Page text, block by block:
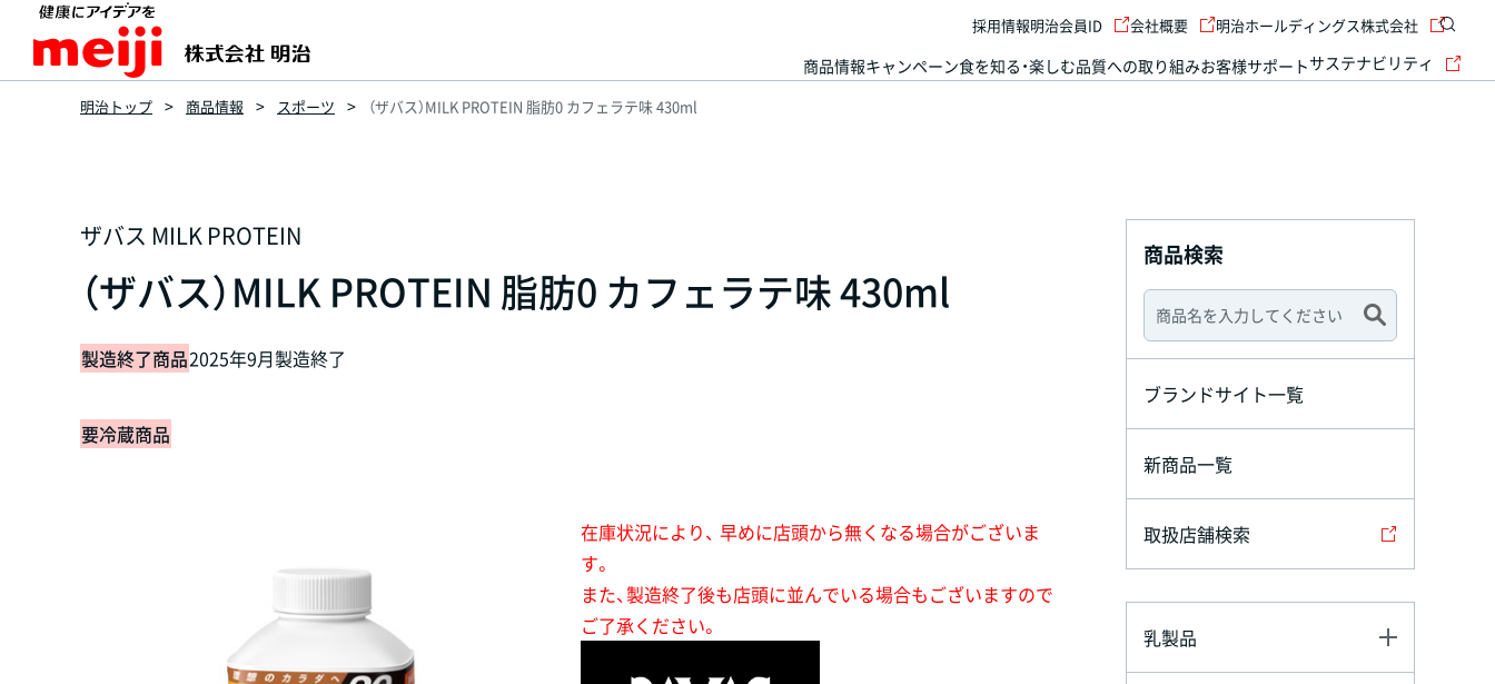
商品情報キャンペーン食を知る・楽しむ品質への取り組みお客様サポートサステナビリティ
採用情報明治会員ID 会社概要 明治ホールディングス株式会社
明治トップ 商品情報 スポーツ （ザバス）MILK PROTEIN 脂肪0 カフェラテ味 430ml
ザバス MILK PROTEIN
（ザバス）MILK PROTEIN 脂肪0 カフェラテ味 430ml
製造終了商品2025年9月製造終了
要冷蔵商品
在庫状況により、 早めに店頭から無くなる場合がございま
す。
また、製造終了後も店頭に並んでいる場合もございますので
ご了承ください。
商品検索
ブランドサイト一覧
新商品一覧
取扱店舗検索
乳製品